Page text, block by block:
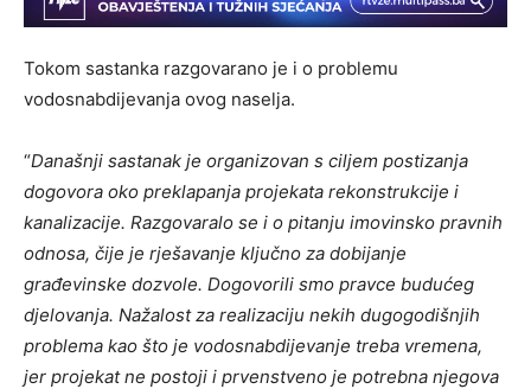
Tokom sastanka razgovarano je i o problemu
vodosnabdijevanja ovog naselja.
“Današnji sastanak je organizovan s ciljem postizanja
dogovora oko preklapanja projekata rekonstrukcije i
kanalizacije. Razgovaralo se i o pitanju imovinsko pravnih
odnosa, čije je rješavanje ključno za dobijanje
građevinske dozvole. Dogovorili smo pravce budućeg
djelovanja. Nažalost za realizaciju nekih dugogodišnjih
problema kao što je vodosnabdijevanje treba vremena,
jer projekat ne postoji i prvenstveno je potrebna njegova